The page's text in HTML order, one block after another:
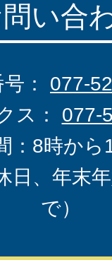
い合
： 077-
ス： 077-
：8時から
日、年末
で）